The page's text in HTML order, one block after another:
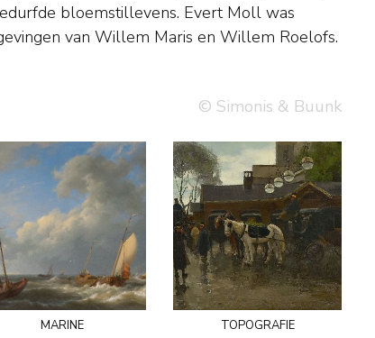
van Willem Maris en Willem Roelofs.
© Simonis & Buunk
marine topografie